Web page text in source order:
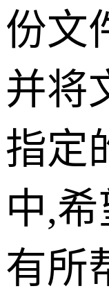
份文
并将
指定
中,
有所